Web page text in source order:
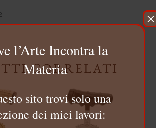
CORRELATI
l’Arte Incontra la
Materia
sito trovi solo una
dei miei lavori:
×